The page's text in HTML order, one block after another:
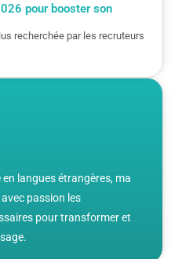
langues étrangères, ma
passion les
pour transformer et
pour booster son
recherchée par les recruteurs